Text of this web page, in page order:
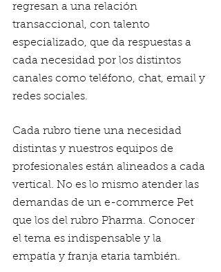
regresan a una relación
transaccional, con talento
especializado, que da respuestas a
cada necesidad por los distintos
canales como teléfono, chat, email y
redes sociales.
Cada rubro tiene una necesidad
distintas y nuestros equipos de
profesionales están alineados a cada
vertical. No es lo mismo atender las
demandas de un e-commerce Pet
que los del rubro Pharma. Conocer
el tema es indispensable y la
empatía y franja etaria también.